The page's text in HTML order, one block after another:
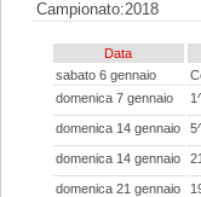
Campionato:2018
Data
sabato 6 gennaio
domenica 7 gennaio
domenica 14 gennaio
domenica 14 gennaio
domenica 21 gennaio